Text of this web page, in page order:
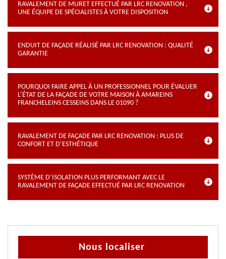
RAVALEMENT DE MURET EFFECTUÉ PAR LRC RENOVATION ,
UNE ÉQUIPE DE SPÉCIALISTES À VOTRE DISPOSITION
ENDUIT DE FAÇADE RÉALISÉ PAR LRC RENOVATION : QUALITÉ
GARANTIE
POURQUOI FAIRE APPEL À UN PROFESSIONNEL POUR ÉVALUER
L’ÉTAT DE LA FAÇADE DE VOTRE MAISON À AMAREINS
FRANCHELEINS CESSEINS DANS LE 01090 ?
RAVALEMENT DE FAÇADE PAR LRC RENOVATION : PLUS DE
CONFORT ET D’ESTHÉTIQUE
SYSTÈME D’ISOLATION PLUS PERFORMANT AVEC LE
RAVALEMENT DE FAÇADE EFFECTUÉ PAR LRC RENOVATION
Nous localiser